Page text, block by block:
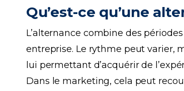
Qu’est-ce qu’une
L’alternance combine des
entreprise. Le rythme peut varier,
lui permettant d’acquérir de
Dans le marketing, cela peut